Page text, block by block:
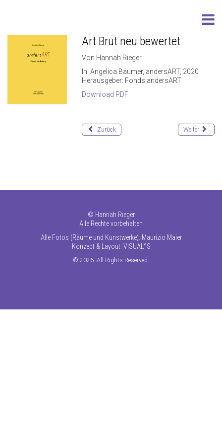
Art Brut neu bewertet
Von Hannah Rieger
In: Angelica Bäumer, andersART, 2020
Herausgeber: Fonds andersART
Download PDF
Zurück Weiter
© Hannah Rieger
Alle Rechte vorbehalten
Alle Fotos (Räume und Kunstwerke): Maurizio Maier
Konzept & Layout: VISUAL°S
© 2026. All Rights Reserved.